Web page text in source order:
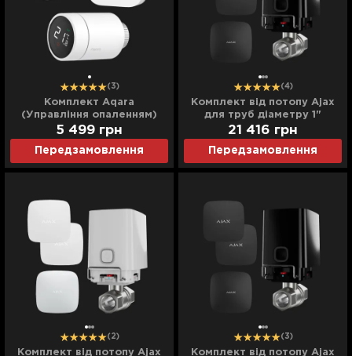
(3)
Комплект Aqara
(Управління опаленням)
Передзамовлення
5 499 грн
(4)
Комплект від потопу Ajax
для труб діаметру 1"
(Black)
Передзамовлення
21 416 грн
(2)
Комплект від потопу Ajax
(3)
Комплект від потопу Ajax